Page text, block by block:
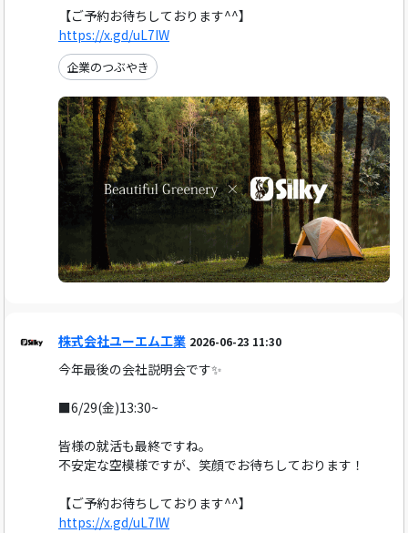
【ご予約お待ちしております^^】
https://x.gd/uL7IW
企業のつぶやき
株式会社ユーエム工業 2026-06-23 11:30
今年最後の会社説明会です✨️
■6/29(金)13:30~
皆様の就活も最終ですね。
不安定な空模様ですが、笑顔でお待ちしております！
【ご予約お待ちしております^^】
https://x.gd/uL7IW